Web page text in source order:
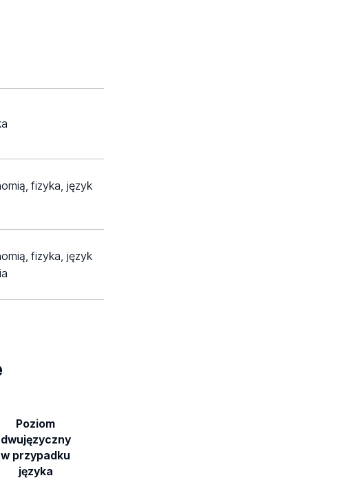
fizyka, język
fizyka, język
Poziom
dwujęzyczny
w przypadku
języka